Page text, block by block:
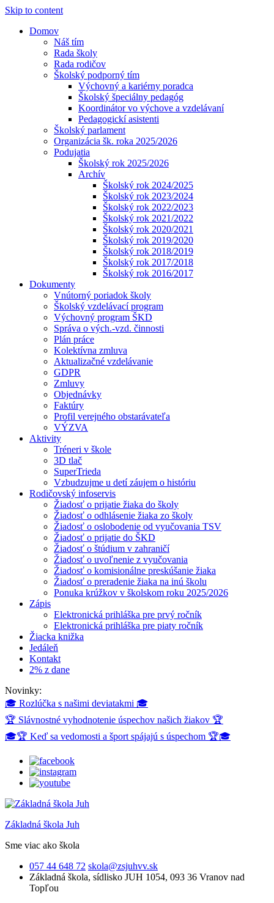
Skip to content
Domov
Náš tím
Rada školy
Rada rodičov
Školský podporný tím
Výchovný a kariérny poradca
Školský špeciálny pedagóg
Koordinátor vo výchove a vzdelávaní
Pedagogickí asistenti
Školský parlament
Organizácia šk. roka 2025/2026
Podujatia
Školský rok 2025/2026
Archív
Školský rok 2024/2025
Školský rok 2023/2024
Školský rok 2022/2023
Školský rok 2021/2022
Školský rok 2020/2021
Školský rok 2019/2020
Školský rok 2018/2019
Školský rok 2017/2018
Školský rok 2016/2017
Dokumenty
Vnútorný poriadok školy
Školský vzdelávací program
Výchovný program ŠKD
Správa o vých.-vzd. činnosti
Plán práce
Kolektívna zmluva
Aktualizačné vzdelávanie
GDPR
Zmluvy
Objednávky
Faktúry
Profil verejného obstarávateľa
VÝZVA
Aktivity
Tréneri v škole
3D tlač
SuperTrieda
Vzbudzujme u detí záujem o históriu
Rodičovský infoservis
Žiadosť o prijatie žiaka do školy
Žiadosť o odhlásenie žiaka zo školy
Žiadosť o oslobodenie od vyučovania TSV
Žiadosť o prijatie do ŠKD
Žiadosť o štúdium v zahraničí
Žiadosť o uvoľnenie z vyučovania
Žiadosť o komisionálne preskúšanie žiaka
Žiadosť o preradenie žiaka na inú školu
Ponuka krúžkov v školskom roku 2025/2026
Zápis
Elektronická prihláška pre prvý ročník
Elektronická prihláška pre piaty ročník
Žiacka knižka
Jedáleň
Kontakt
2% z dane
Novinky:
🎓 Rozlúčka s našimi deviatakmi 🎓
🏆 Slávnostné vyhodnotenie úspechov našich žiakov 🏆
🎓🏆 Keď sa vedomosti a šport spájajú s úspechom 🏆🎓
Základná škola Juh
Sme viac ako škola
057 44 648 72 skola@zsjuhvv.sk
Základná škola, sídlisko JUH 1054, 093 36 Vranov nad
Topľou